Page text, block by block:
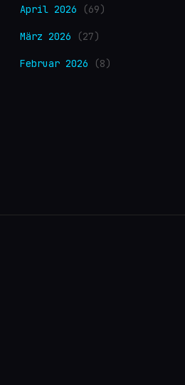
April 2026 (69)
März 2026 (27)
Februar 2026 (8)